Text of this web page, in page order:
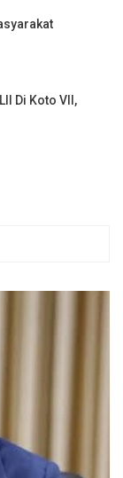
Di Koto VII,